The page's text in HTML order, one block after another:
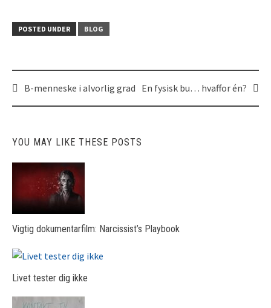
POSTED UNDER BLOG
B-menneske i alvorlig grad En fysisk bu… hvaffor én?
YOU MAY LIKE THESE POSTS
Vigtig dokumentarfilm: Narcissist’s Playbook
Livet tester dig ikke